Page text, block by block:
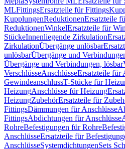
MLFittingsErsatzteile für Fittings
KupplungenReduktionenErsatzteile
ReduktionenWinkelErsatzteile für
StückeInnenliegende Zirkulation
ZirkulationÜbergänge unlösbar
unlösbarÜbergänge und
Übergänge und Verbindungen, lösbar
VerschlüsseAnschlüsseErsatzteile für
GewindeanschlussT-Stücke für
HeizungAnschlüsse für Heizung
HeizungZubehörErsatzteile für
FittingsDämmungen für Anschlüsse
FittingsAbdichtungen für Anschlüsse
RohreBefestigungen für Rohre
AnschlüsseErsatzteile für
AnschlüsseSystemdichtungenSets